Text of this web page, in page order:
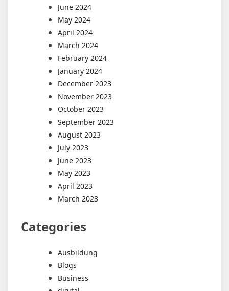
June 2024
May 2024
April 2024
March 2024
February 2024
January 2024
December 2023
November 2023
October 2023
September 2023
August 2023
July 2023
June 2023
May 2023
April 2023
March 2023
Categories
Ausbildung
Blogs
Business